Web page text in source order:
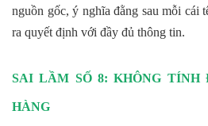
nguồn gốc, ý nghĩa đằng sau mỗi cái
ra quyết định với đầy đủ thông tin.
SAI LẦM SỐ 8: KHÔNG TÍNH
HÀNG